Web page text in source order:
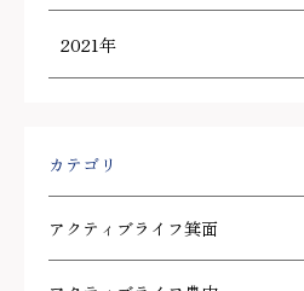
2021年
カテゴリ
アクティブライフ箕面